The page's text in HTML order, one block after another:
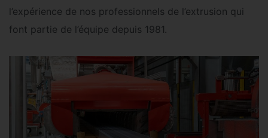
l’expérience de nos professionnels de l’extrusion qui
font partie de l’équipe depuis 1981.